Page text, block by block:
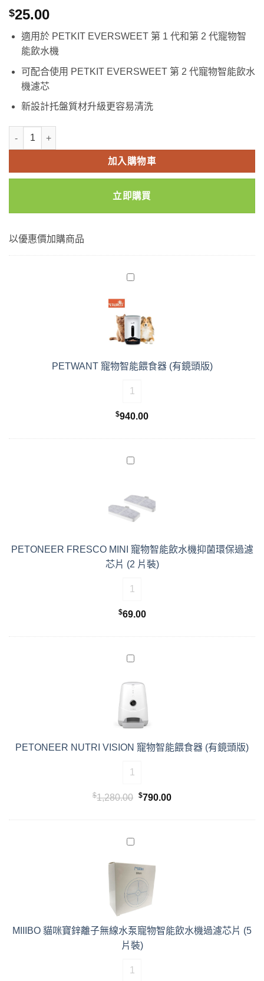
$25.00
適用於 PETKIT EVERSWEET 第 1 代和第 2 代寵物智
能飲水機
可配合使用 PETKIT EVERSWEET 第 2 代寵物智能飲水
機濾芯
新設計托盤質材升級更容易清洗
PETKIT EVERSWEET 第 2 代寵物智能飲水機專用托盤 數量
加入購物車
立即購買
以優惠價加購商品
PETWANT 寵物智能餵食器 (有鏡頭版)
PETWANT 寵物智能餵食器 (有鏡頭版
$940.00
PETONEER FRESCO MINI 寵物智能飲水機抑菌環保過濾
芯片 (2 片裝)
PETONEER FRESCO MINI 寵物智
$69.00
PETONEER NUTRI VISION 寵物智能餵食器 (有鏡頭版)
PETONEER NUTRI VISION 寵物智
$1,280.00 原
$790.00目
MIIIBO 貓咪寶鋅離子無線水泵寵物智能飲水機過濾芯片 (5
片裝)
MIIIBO 貓咪寶鋅離子無線水泵寵物